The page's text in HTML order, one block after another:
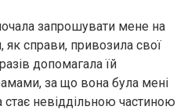
запрошувати мене на
як справи, привозила свої
допомагала їй
за що вона була мені
невіддільною частиною